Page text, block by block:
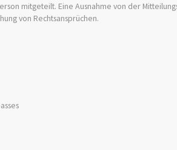
mitgeteilt. Eine Ausnahme von der
von Rechtsansprüchen.